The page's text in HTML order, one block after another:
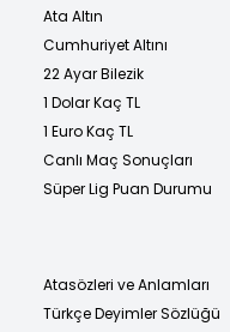
Ata Altın
Cumhuriyet Altını
22 Ayar Bilezik
1 Dolar Kaç TL
1 Euro Kaç TL
Canlı Maç Sonuçları
Süper Lig Puan Durumu
Atasözleri ve Anlamları
Türkçe Deyimler Sözlüğü